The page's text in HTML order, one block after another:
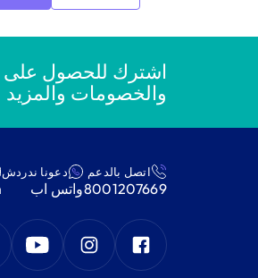
اشترك للحصول
والخصومات والمزيد
اتصل بالدعم
8001207669
دعونا ندردش
واتس اب